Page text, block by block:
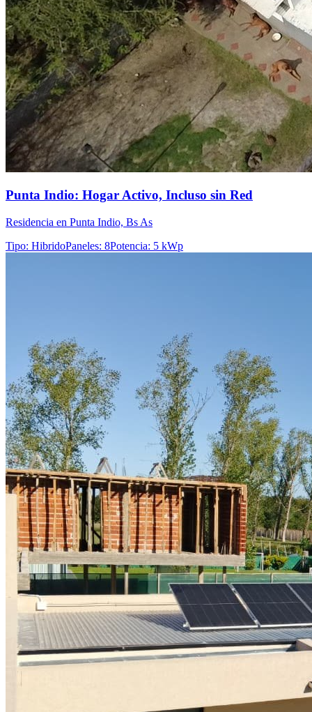
Punta Indio: Hogar Activo, Incluso sin Red
Residencia en Punta Indio, Bs As
Tipo: HibridoPaneles: 8Potencia: 5 kWp